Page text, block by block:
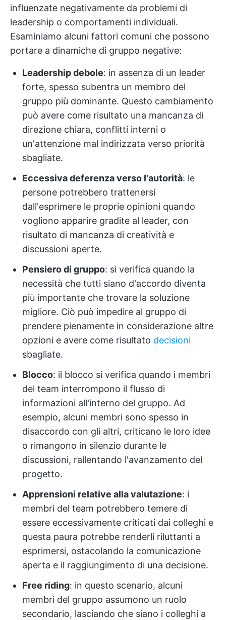
influenzate negativamente da problemi di
leadership o comportamenti individuali.
Esaminiamo alcuni fattori comuni che possono
portare a dinamiche di gruppo negative:
Leadership debole: in assenza di un leader
forte, spesso subentra un membro del
gruppo più dominante. Questo cambiamento
può avere come risultato una mancanza di
direzione chiara, conflitti interni o
un'attenzione mal indirizzata verso priorità
sbagliate.
Eccessiva deferenza verso l'autorità: le
persone potrebbero trattenersi
dall'esprimere le proprie opinioni quando
vogliono apparire gradite al leader, con
risultato di mancanza di creatività e
discussioni aperte.
Pensiero di gruppo: si verifica quando la
necessità che tutti siano d'accordo diventa
più importante che trovare la soluzione
migliore. Ciò può impedire al gruppo di
prendere pienamente in considerazione altre
opzioni e avere come risultato decisioni
sbagliate.
Blocco: il blocco si verifica quando i membri
del team interrompono il flusso di
informazioni all'interno del gruppo. Ad
esempio, alcuni membri sono spesso in
disaccordo con gli altri, criticano le loro idee
o rimangono in silenzio durante le
discussioni, rallentando l'avanzamento del
progetto.
Apprensioni relative alla valutazione: i
membri del team potrebbero temere di
essere eccessivamente criticati dai colleghi e
questa paura potrebbe renderli riluttanti a
esprimersi, ostacolando la comunicazione
aperta e il raggiungimento di una decisione.
Free riding: in questo scenario, alcuni
membri del gruppo assumono un ruolo
secondario, lasciando che siano i colleghi a